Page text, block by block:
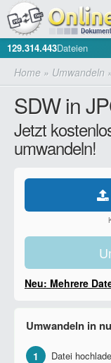
129.314.443Dateien
Home » Umwandeln
SDW in
Jetzt
umwandeln!
Neu: Mehrere
Umwandeln in
1 Datei